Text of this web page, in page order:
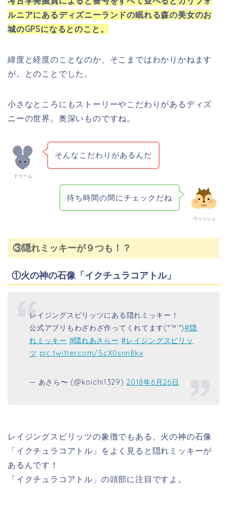
ルニアにあるディズニーランドの眠れる森の美女のお
城のGPSになるとのこと。
緯度と経度のことなのか、そこまではわかりかねます
が。とのことでした。
小さなところにもストーリーやこだわりがあるディズ
ニーの世界。奥深いものですね。
ドリーム
そんなこだわりがあるんだ
ウィッシュ
待ち時間の間にチェックだね
③隠れミッキーが９つも！？
①火の神の石像「イクチュラコアトル」
レイジングスピリッツにある隠れミッキー！
公式アプリもわざわざ作ってくれてます(*´꒳`*)#隠
れミッキー #隠れあさらー #レイジングスピリッ
ツ pic.twitter.com/ScX0snn8kx
— あさら〜 (@koichi1329) 2018年6月26日
レイジングスピリッツの象徴でもある、火の神の石像
「イクチュラコアトル」をよく見ると隠れミッキーが
あるんです！
「イクチュラコアトル」の頭部に注目ですよ。